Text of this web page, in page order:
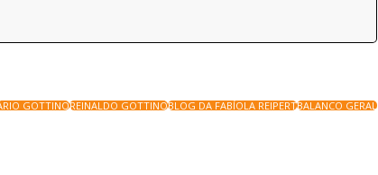
GOTTINOREINALDO GOTTINOBLOG DA FABÍOLA REIPERTBALANCO GERAL